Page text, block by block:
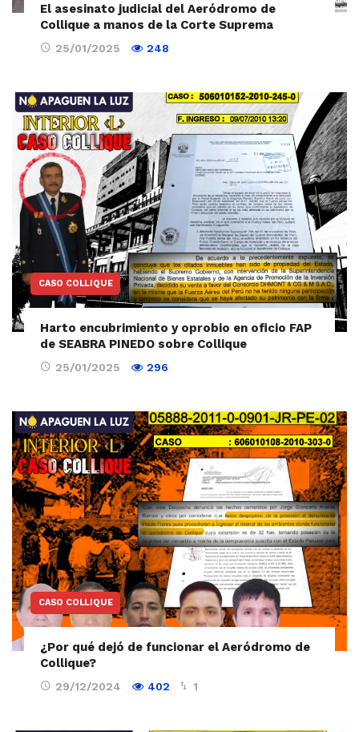
El asesinato judicial del Aeródromo de
Collique a manos de la Corte Suprema
25/01/2025 248
CASO COLLIQUE
Harto encubrimiento y oprobio en oficio FAP
de SEABRA PINEDO sobre Collique
25/01/2025 296
CASO COLLIQUE
¿Por qué dejó de funcionar el Aeródromo de
Collique?
29/12/2024 402 1